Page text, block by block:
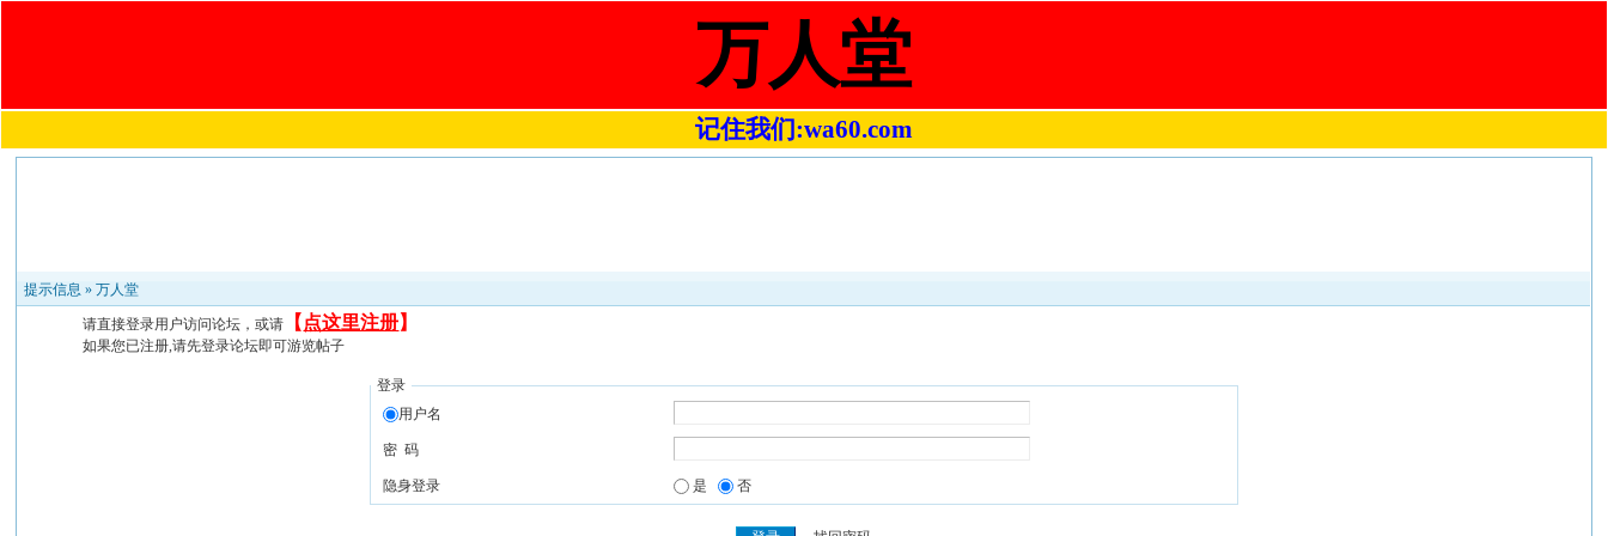
万人堂
记住我们:wa60.com
提示信息 »万人堂
请直接登录用户访问论坛，或请 【 点这里注册】
如果您已注册,请先登录论坛即可游览帖子
登录
用户名
密 码
隐身登录 是 否